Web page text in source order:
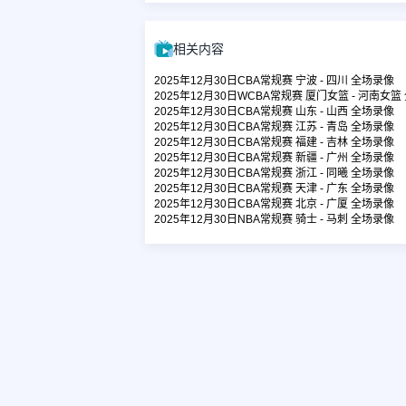
相关内容
2025年12月30日CBA常规赛 宁波 - 四川 全场录像
2025年12月30日WCBA常规赛 厦门女篮 - 河南女篮
2025年12月30日CBA常规赛 山东 - 山西 全场录像
2025年12月30日CBA常规赛 江苏 - 青岛 全场录像
2025年12月30日CBA常规赛 福建 - 吉林 全场录像
2025年12月30日CBA常规赛 新疆 - 广州 全场录像
2025年12月30日CBA常规赛 浙江 - 同曦 全场录像
2025年12月30日CBA常规赛 天津 - 广东 全场录像
2025年12月30日CBA常规赛 北京 - 广厦 全场录像
2025年12月30日NBA常规赛 骑士 - 马刺 全场录像